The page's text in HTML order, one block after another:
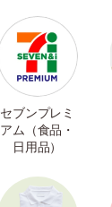
セブンプレミ
アム（食品・
日用品）